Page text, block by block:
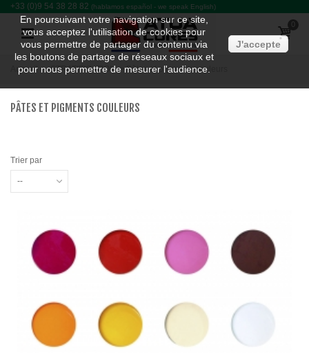
+33 (0)9 54 38 28 82 (hablamos español - we speak English)
0
Accueil > STRATIFICATION > Pâtes et pigments couleurs
PÂTES ET PIGMENTS COULEURS
Trier par
--
En poursuivant votre navigation sur ce site,
vous acceptez l'utilisation de cookies pour
vous permettre de partager du contenu via
les boutons de partage de réseaux sociaux et
pour nous permettre de mesurer l'audience.
J'accepte